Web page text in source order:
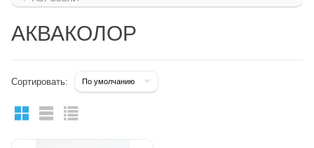
АКВАКОЛОР
Сортировать: